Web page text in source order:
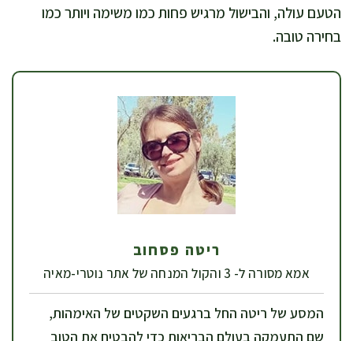
הטעם עולה, והבישול מרגיש פחות כמו משימה ויותר כמו
בחירה טובה.
ריטה פסחוב
אמא מסורה ל- 3 והקול המנחה של אתר נוטרי-מאיה
המסע של ריטה החל ברגעים השקטים של האימהות,
שם התעמקה בעולם הבריאות כדי להבטיח את הטוב